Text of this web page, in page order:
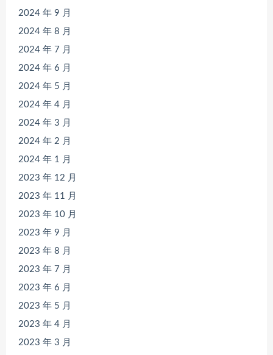
2024 年 9 月
2024 年 8 月
2024 年 7 月
2024 年 6 月
2024 年 5 月
2024 年 4 月
2024 年 3 月
2024 年 2 月
2024 年 1 月
2023 年 12 月
2023 年 11 月
2023 年 10 月
2023 年 9 月
2023 年 8 月
2023 年 7 月
2023 年 6 月
2023 年 5 月
2023 年 4 月
2023 年 3 月